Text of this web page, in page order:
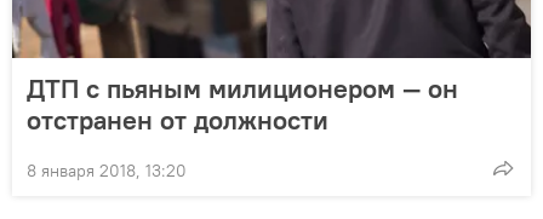
ДТП с пьяным милиционером — он
отстранен от должности
8 января 2018, 13:20